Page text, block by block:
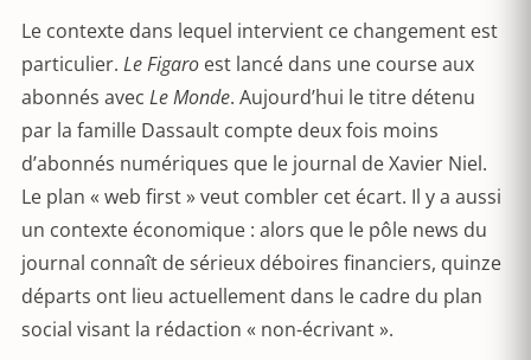
Le contexte dans lequel intervient ce changement est
particulier. Le Figaro est lancé dans une course aux
abonnés avec Le Monde. Aujourd’hui le titre détenu
par la famille Dassault compte deux fois moins
d’abonnés numériques que le journal de Xavier Niel.
Le plan « web first » veut combler cet écart. Il y a aussi
un contexte économique : alors que le pôle news du
journal connaît de sérieux déboires financiers, quinze
départs ont lieu actuellement dans le cadre du plan
social visant la rédaction « non-écrivant ».